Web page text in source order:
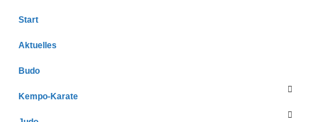
Start
Aktuelles
Budo
Kempo-Karate